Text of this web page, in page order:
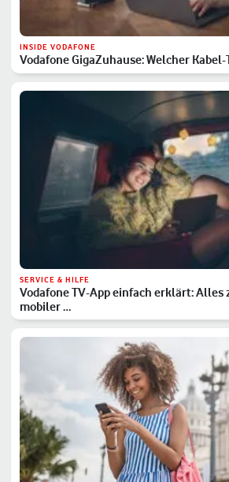
INSIDE VODAFONE
Vodafone GigaZuhause: Welcher
SERVICE & HILFE
Vodafone TV-App einfach erklärt:
mobiler …